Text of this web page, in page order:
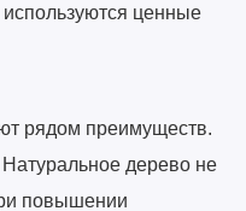
ценные
рядом преимуществ.
дерево не
повышении